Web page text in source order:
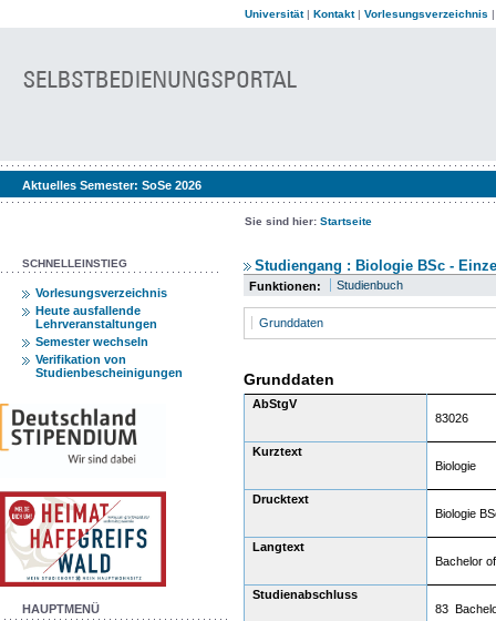
Universität| Kontakt| Vorlesungsverzeichnis
Aktuelles Semester: SoSe 2026
Sie sind hier: Startseite
SCHNELLEINSTIEG
Vorlesungsverzeichnis
Heute ausfallende
Lehrveranstaltungen
Semester wechseln
Verifikation von
Studienbescheinigungen
HAUPTMENÜ
Studiengang : Biologie BSc -
Funktionen: Studienbuch
Grunddaten
Grunddaten
AbStgV
83026
Kurztext
Biologie
Drucktext
Biologie
Langtext
Bachelor
Studienabschluss
83